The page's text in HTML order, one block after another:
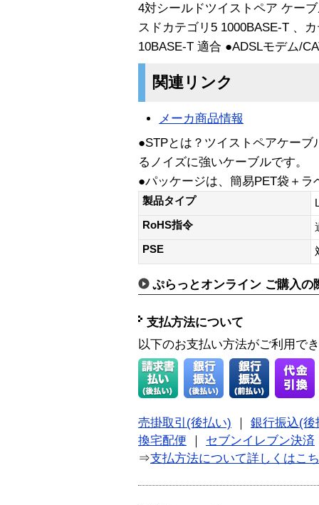
4対シールドツイストペア ケー
スドカテゴリ5 1000BASE-T 、
10BASE-T 適合 ●ADSLモデム/
関連リンク
メーカ商品情報
●STPとは？ツイストペアケー
るノイズに強いケーブルです。
●パッケージは、簡易PET袋＋
製品タイプ
RoHS指令
PSE
ぷらっとオンライン ご購入の
支払方法について
以下のお支払い方法がご利用で
売掛取引(後払い) ｜ 銀行振込(後
換宅配便 ｜ セブンイレブン決済
⇒支払方法について詳しくはこ